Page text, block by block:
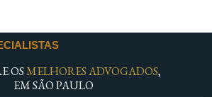
OSMELHORES ADVOGADOS,
EM SÃO PAULO